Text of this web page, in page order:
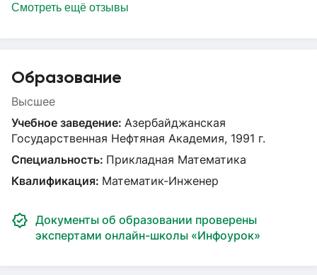
Смотреть ещё отзывы
Образование
Высшее
Учебное заведение: Азербайджанская
Государственная Нефтяная Академия, 1991 г.
Специальность: Прикладная Математика
Квалификация: Математик-Инженер
Документы об образовании проверены
экспертами онлайн-школы «Инфоурок»